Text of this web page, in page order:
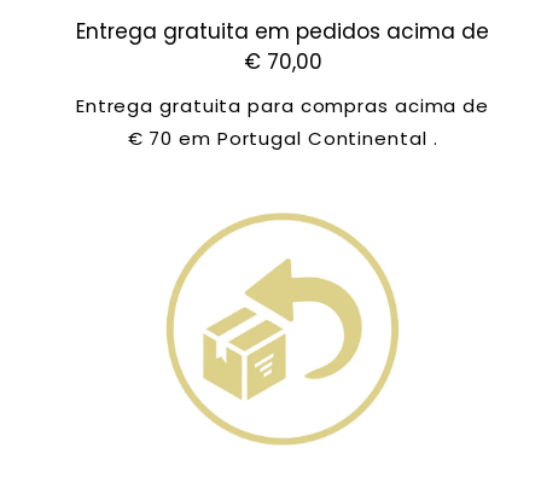
Entrega gratuita em pedidos acima de
€ 70,00
Entrega gratuita para compras acima de
€ 70 em Portugal Continental .